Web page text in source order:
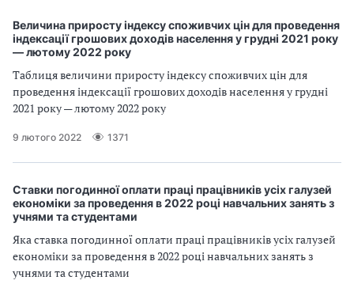
Величина приросту індексу споживчих цін для проведення
індексації грошових доходів населення у грудні 2021 року
— лютому 2022 року
Таблиця величини приросту індексу споживчих цін для
проведення індексації грошових доходів населення у грудні
2021 року — лютому 2022 року
9 лютого 2022 1371
Ставки погодинної оплати праці працівників усіх галузей
економіки за проведення в 2022 році навчальних занять з
учнями та студентами
Яка ставка погодинної оплати праці працівників усіх галузей
економіки за проведення в 2022 році навчальних занять з
учнями та студентами